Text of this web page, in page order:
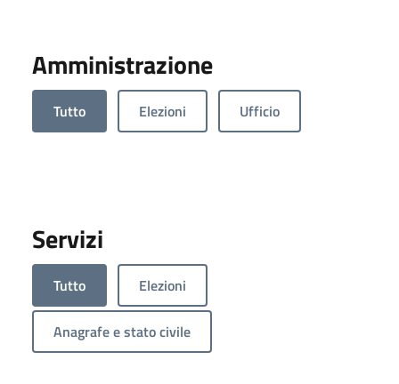
Amministrazione
Tutto Elezioni Ufficio
Servizi
Tutto Elezioni
Anagrafe e stato civile